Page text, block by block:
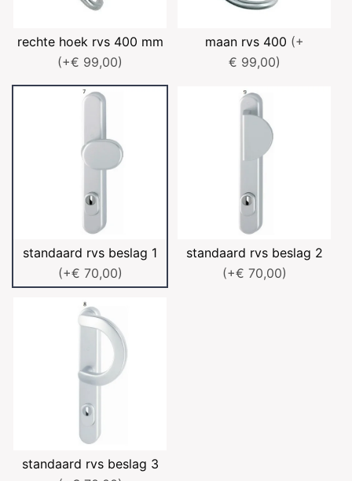
rechte hoek rvs 400 mm
(+€ 99,00)
maan rvs 400 (+
€ 99,00)
standaard rvs beslag 1
(+€ 70,00)
standaard rvs beslag 2
(+€ 70,00)
standaard rvs beslag 3